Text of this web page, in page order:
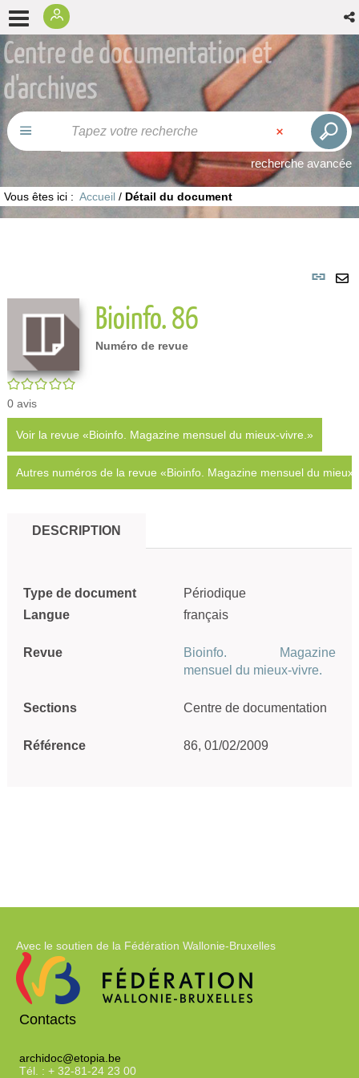
Centre de documentation et
d'archives
recherche avancée
Vous êtes ici : Accueil / Détail du document
/5
0 avis
Bioinfo. 86
Numéro de revue
Voir la revue «Bioinfo. Magazine mensuel du mieux-vivre.»
Autres numéros de la revue «Bioinfo. Magazine mensuel du
DESCRIPTION
Type de document
Périodique
Langue
français
Revue
Bioinfo. Magazine
mensuel du mieux-vivre.
Sections Centre de documentation
Référence 86, 01/02/2009
Avec le soutien de la Fédération Wallonie-Bruxelles
Contacts
archidoc@etopia.be
Tél. : + 32-81-24 23 00